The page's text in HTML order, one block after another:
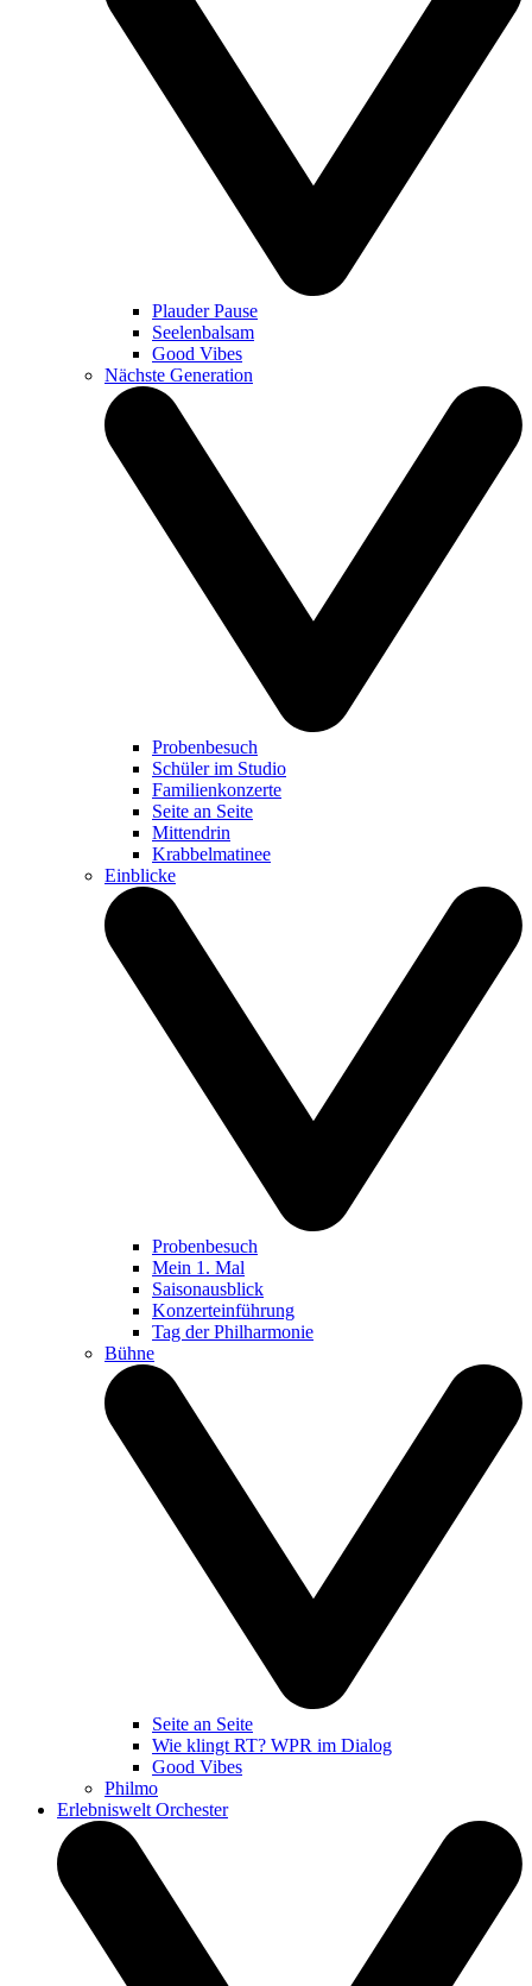
Plauder Pause
Seelenbalsam
Good Vibes
Nächste Generation
Probenbesuch
Schüler im Studio
Familienkonzerte
Seite an Seite
Mittendrin
Krabbelmatinee
Einblicke
Probenbesuch
Mein 1. Mal
Saisonausblick
Konzerteinführung
Tag der Philharmonie
Bühne
Seite an Seite
Wie klingt RT? WPR im Dialog
Good Vibes
Philmo
Erlebniswelt Orchester